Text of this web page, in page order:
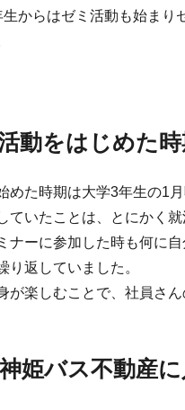
生からはゼミ活動も始まり
動をはじめた
めた時期は大学3年生の1月
ていたことは、とにかく
ナーに参加した時も何に
り返していました。
が楽しむことで、社員さ
姫バス不動産